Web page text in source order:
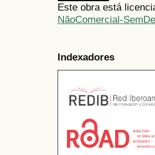
Este obra está
NãoComercial-
Indexadores